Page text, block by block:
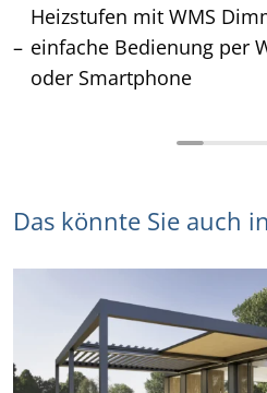
Heizstufen mit WMS
einfache Bedienung per
oder Smartphone
Das könnte Sie auch